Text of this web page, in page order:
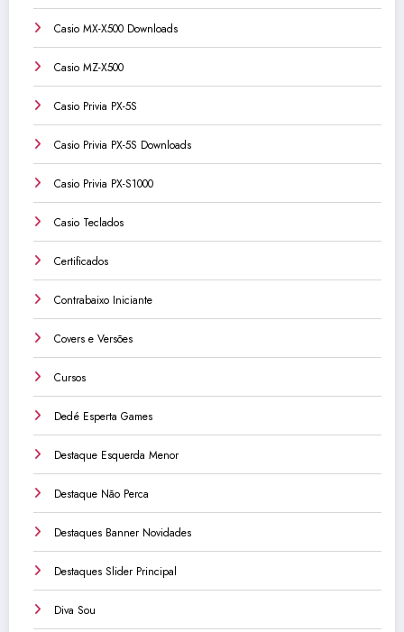
Casio MX-X500 Downloads
Casio MZ-X500
Casio Privia PX-5S
Casio Privia PX-5S Downloads
Casio Privia PX-S1000
Casio Teclados
Certificados
Contrabaixo Iniciante
Covers e Versões
Cursos
Dedé Esperta Games
Destaque Esquerda Menor
Destaque Não Perca
Destaques Banner Novidades
Destaques Slider Principal
Diva Sou